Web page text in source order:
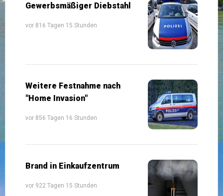
Gewerbsmäßiger Diebstahl
vor 816 Tagen 15 Stunden
Weitere Festnahme nach
"Home Invasion"
vor 856 Tagen 16 Stunden
Brand in Einkaufzentrum
vor 922 Tagen 15 Stunden